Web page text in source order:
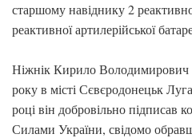
старшому навіднику 2
реактивної артилерійської
Ніжнік Кирило Володимирович
року в місті Сєвєродонецьк
році він добровільно підписав
Силами України, свідомо